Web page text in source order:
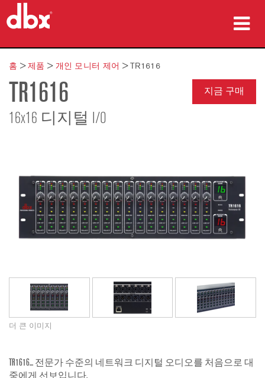
제품
사례 연구
구매처
언어/지역
홈 >제품 > 개인 모니터 제어 > TR1616
TR1616
16x16 디지털 I/O
지금 구매
더 큰 이미지
TR1616... 전문가 수준의 네트워크 디지털 오디오를 처음으로 대